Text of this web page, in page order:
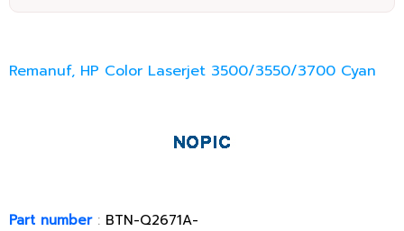
Remanuf, HP Color Laserjet 3500/3550/3700 Cyan
Part number: BTN-Q2671A-